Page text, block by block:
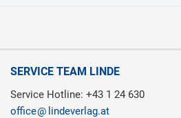
SERVICE TEAM LINDE
Service Hotline: +43 1 24 630
office
lindeverlag.at